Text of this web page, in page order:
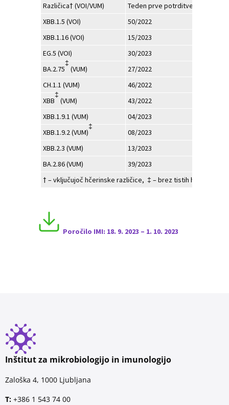
Različica† (VOI/VUM) Teden prve potrditve
XBB.1.5 (VOI)
50/2022
XBB.1.16 (VOI)
15/2023
EG.5 (VOI)
30/2023
BA.2.75
‡
(VUM) 27/2022
CH.1.1 (VUM)
46/2022
XBB
‡
(VUM) 43/2022
XBB.1.9.1 (VUM)
04/2023
XBB.1.9.2 (VUM)
‡
08/2023
XBB.2.3 (VUM)
13/2023
BA.2.86 (VUM)
39/2023
† – vključujoč hčerinske različice, ‡ – brez tistih hčerinskih
Poročilo IMI: 18. 9. 2023 – 1. 10. 2023
Inštitut za mikrobiologijo in imunologijo
Zaloška 4, 1000 Ljubljana
T: +386 1 543 74 00